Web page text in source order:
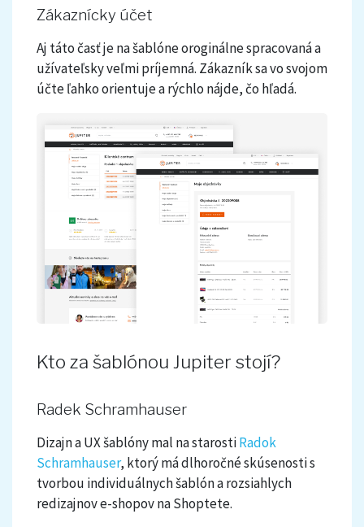
Zákaznícky účet
Aj táto časť je na šablóne oroginálne spracovaná a
užívateľsky veľmi príjemná. Zákazník sa vo svojom
účte ľahko orientuje a rýchlo nájde, čo hľadá.
Kto za šablónou Jupiter stojí?
Radek Schramhauser
Dizajn a UX šablóny mal na starostiRadok
Schramhauser, ktorý má dlhoročné skúsenosti s
tvorbou individuálnych šablón a rozsiahlych
redizajnov e-shopov na Shoptete.